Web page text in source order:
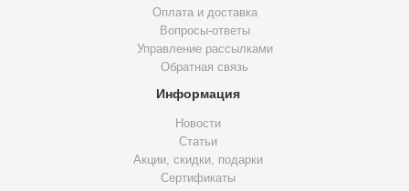
Оплата и доставка
Вопросы-ответы
Управление рассылками
Обратная связь
Информация
Новости
Статьи
Акции, скидки, подарки
Сертификаты